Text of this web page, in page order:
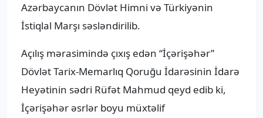
Azərbaycanın Dövlət Himni və Türkiyənin
İstiqlal Marşı səsləndirilib.
Açılış mərasimində çıxış edən “İçərişəhər”
Dövlət Tarix-Memarlıq Qoruğu İdarəsinin İdarə
Heyətinin sədri Rüfət Mahmud qeyd edib ki,
İçərişəhər əsrlər boyu müxtəlif